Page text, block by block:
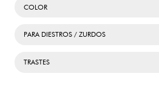
COLOR
PARA DIESTROS / ZURDOS
TRASTES